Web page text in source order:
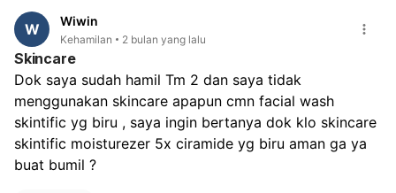
Anda.
W Wiwin
Kehamilan 2 bulan yang lalu
Skincare
Dok saya sudah hamil Tm 2 dan saya tidak
menggunakan skincare apapun cmn facial wash
skintific yg biru , saya ingin bertanya dok klo skincare
skintific moisturezer 5x ciramide yg biru aman ga ya
buat bumil ?